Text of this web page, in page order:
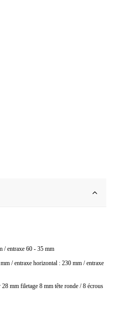
/ entraxe 60 - 35 mm
/ entraxe horizontal : 230 mm / entraxe
mm filetage 8 mm tête ronde / 8 écrous